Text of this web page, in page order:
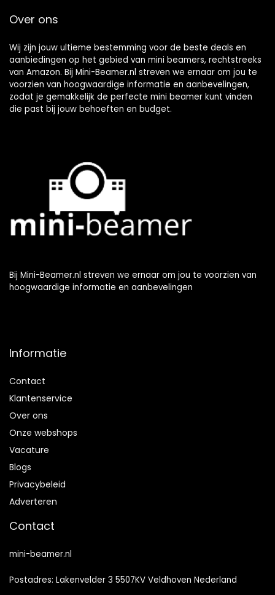
Over ons
Wij zijn jouw ultieme bestemming voor de beste deals en
aanbiedingen op het gebied van mini beamers, rechtstreeks
van Amazon. Bij Mini-Beamer.nl streven we ernaar om jou te
voorzien van hoogwaardige informatie en aanbevelingen,
zodat je gemakkelijk de perfecte mini beamer kunt vinden
die past bij jouw behoeften en budget.
Bij Mini-Beamer.nl streven we ernaar om jou te voorzien van
hoogwaardige informatie en aanbevelingen
Informatie
Contact
Klantenservice
Over ons
Onze webshops
Vacature
Blogs
Privacybeleid
Adverteren
Contact
mini-beamer.nl
Postadres: Lakenvelder 3 5507KV Veldhoven Nederland